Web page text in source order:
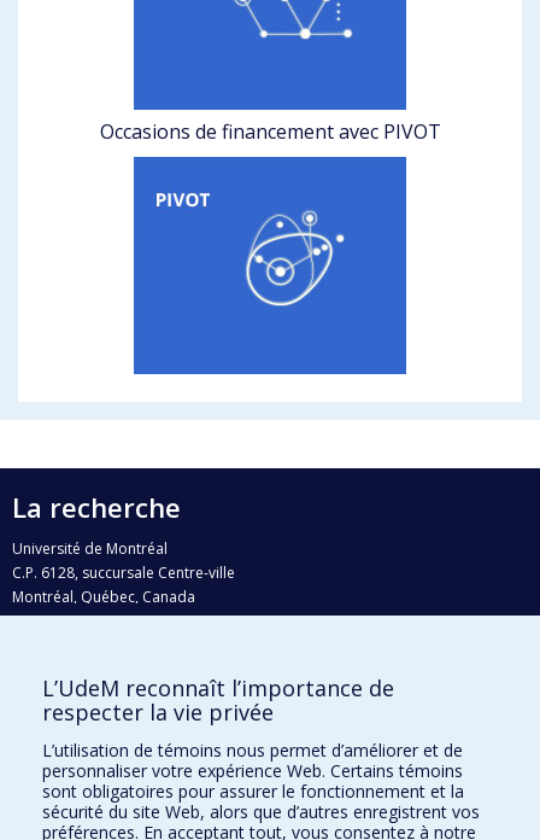
Occasions de financement avec PIVOT
La recherche
Université de Montréal
C.P. 6128, succursale Centre-ville
Montréal, Québec, Canada
H3C 3J7
Qui fait quoi?
Nous trouver
Plan du site
Accessibilité
L’UdeM reconnaît l’importance de
respecter la vie privée
L’utilisation de témoins nous permet d’améliorer et de
personnaliser votre expérience Web. Certains témoins
sont obligatoires pour assurer le fonctionnement et la
sécurité du site Web, alors que d’autres enregistrent vos
préférences. En acceptant tout, vous consentez à notre